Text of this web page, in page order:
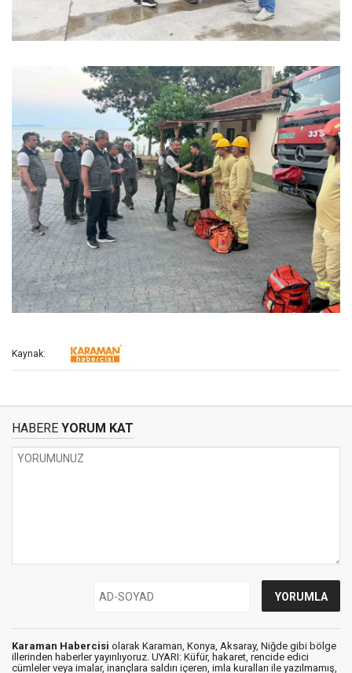
Kaynak:
HABERE YORUM KAT
Karaman Habercisi olarak Karaman, Konya, Aksaray, Niğde gibi bölge
illerinden haberler yayınlıyoruz. UYARI: Küfür, hakaret, rencide edici
cümleler veya imalar, inançlara saldırı içeren, imla kuralları ile yazılmamış,